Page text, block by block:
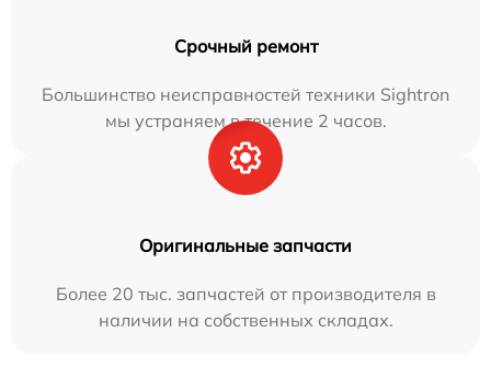
Срочный ремонт
Большинство неисправностей техники Sightron
мы устраняем в течение 2 часов.
Оригинальные запчасти
Более 20 тыс. запчастей от производителя в
наличии на собственных складах.